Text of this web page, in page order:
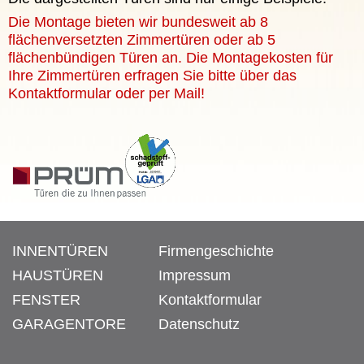
Die Montage bieten wir bundesweit ab 8
flächenversetzten Zimmertüren oder ab 5
flächenbündigen Türen an. Die Montagekosten für
Ihre Zimmertüren erfragen Sie bitte über das
Kontaktformular oder per Mail!
INNENTÜREN
HAUSTÜREN
FENSTER
GARAGENTORE
Firmengeschichte
Impressum
Kontaktformular
Datenschutz